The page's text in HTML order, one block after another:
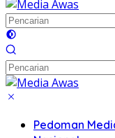
Pedoman